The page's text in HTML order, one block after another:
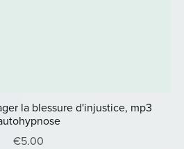
la blessure d'injustice, mp3
€5.00